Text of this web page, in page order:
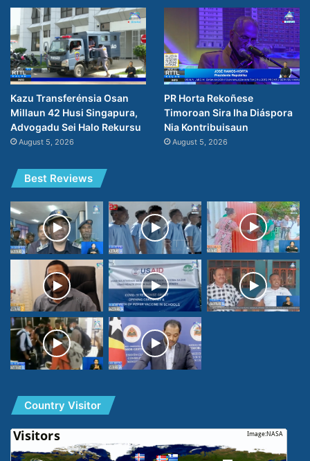
Kazu Transferénsia Osan
Millaun 42 Husi Singapura,
Advogadu Sei Halo Rekursu
August 5, 2026
PR Horta Rekoñese
Timoroan Sira Iha Diáspora
Nia Kontribuisaun
August 5, 2026
Best Reviews
Country Visitor